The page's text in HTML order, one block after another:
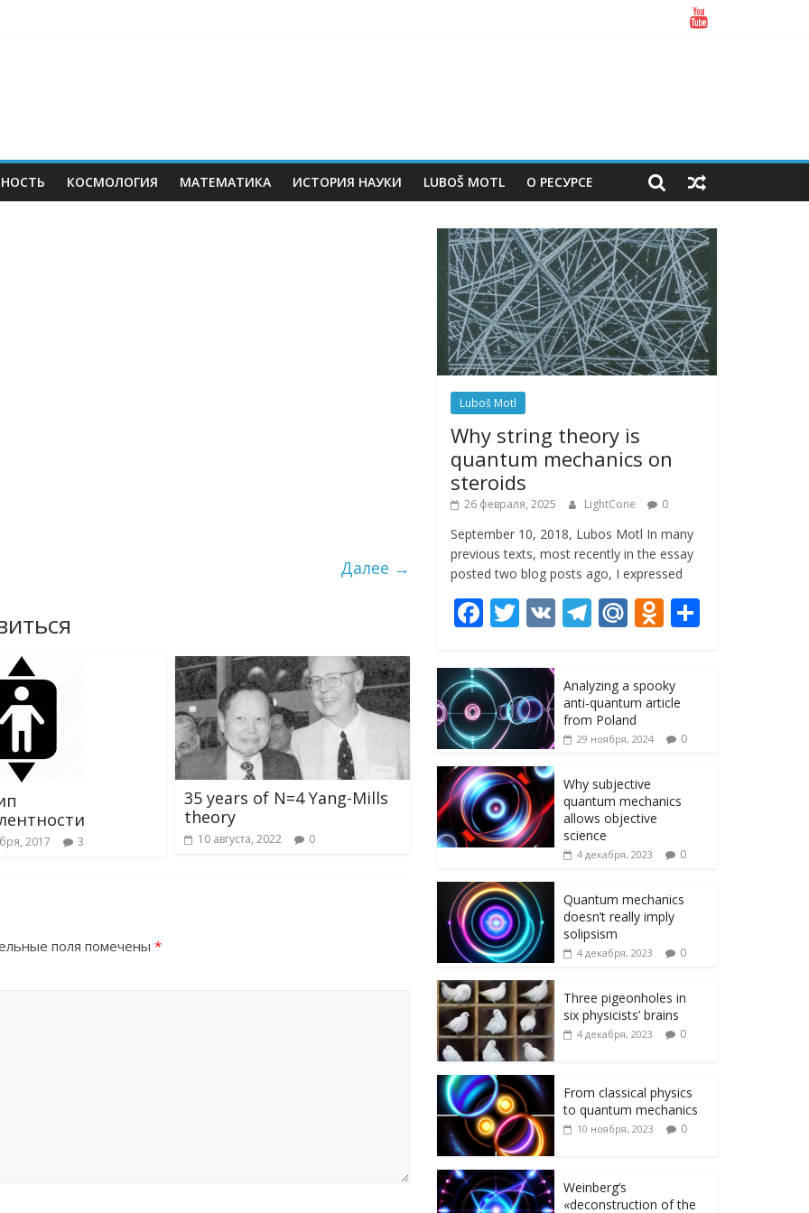
КОСМОЛОГИЯ МАТЕМАТИКА ИСТОРИЯ НАУКИ LUBOŠ MOTL О РЕСУРСЕ
Далее →
2017 3
35 years of N=4 Yang-Mills
theory
10 августа, 2022 0
поля помечены *
Luboš Motl
Why string theory is
quantum mechanics on
steroids
26 февраля, 2025 LightCone 0
September 10, 2018, Lubos Motl In many
previous texts, most recently in the essay
posted two blog posts ago, I expressed
F
e
b
o
o
k
T
itt
er
V T
gr
a
m
M
R
u
O
n
o
kl
as
ni
ki
Analyzing a spooky
anti-quantum article
from Poland
29 ноября, 2024 0
Why subjective
quantum mechanics
allows objective
science
4 декабря, 2023 0
Quantum mechanics
doesn’t really imply
solipsism
4 декабря, 2023 0
Three pigeonholes in
six physicists’ brains
4 декабря, 2023 0
From classical physics
to quantum mechanics
10 ноября, 2023 0
Weinberg’s
«deconstruction of the